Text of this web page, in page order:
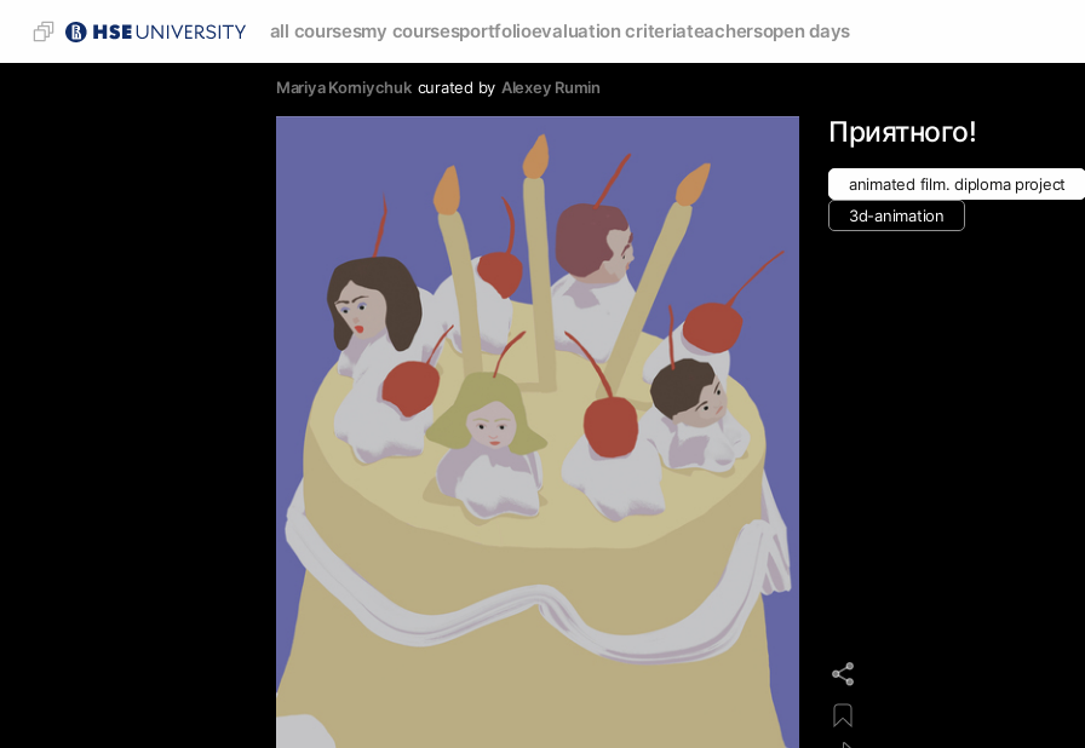
all coursesmy coursesportfolioevaluation criteriateachersopen days
Mariya Korniychuk curated by Аlexey Rumin
Приятного!
animated film. diploma project
3d-animation